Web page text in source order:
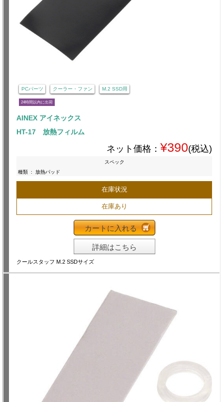
PCパーツ クーラー・ファン M.2 SSD用
24時間以内に出荷
AINEX アイネックス
HT-17 放熱フィルム
ネット価格： ¥390(税込)
スペック
種類 : 放熱パッド
在庫状況
在庫あり
カートに入れる
詳細はこちら
クールスタッフ M.2 SSDサイズ